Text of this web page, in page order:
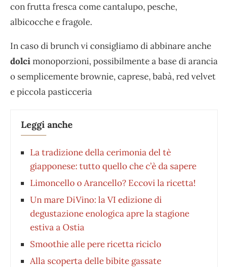
con frutta fresca come cantalupo, pesche,
albicocche e fragole.
In caso di brunch vi consigliamo di abbinare anche
dolcimonoporzioni, possibilmente a base di arancia
o semplicemente brownie, caprese, babà, red velvet
e piccola pasticceria
Leggi anche
La tradizione della cerimonia del tè
giapponese: tutto quello che c’è da sapere
Limoncello o Arancello? Eccovi la ricetta!
Un mare DiVino: la VI edizione di
degustazione enologica apre la stagione
estiva a Ostia
Smoothie alle pere ricetta riciclo
Alla scoperta delle bibite gassate